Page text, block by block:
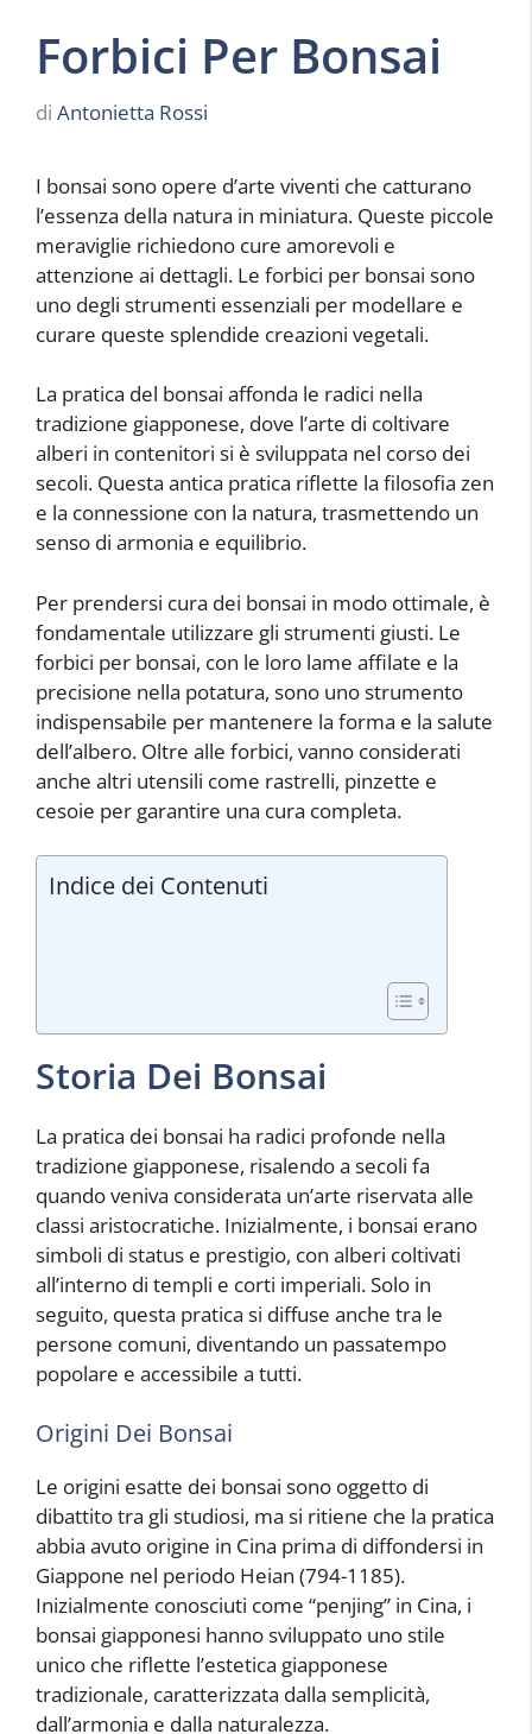
Forbici Per Bonsai
di Antonietta Rossi
I bonsai sono opere d’arte viventi che catturano
l’essenza della natura in miniatura. Queste piccole
meraviglie richiedono cure amorevoli e
attenzione ai dettagli. Le forbici per bonsai sono
uno degli strumenti essenziali per modellare e
curare queste splendide creazioni vegetali.
La pratica del bonsai affonda le radici nella
tradizione giapponese, dove l’arte di coltivare
alberi in contenitori si è sviluppata nel corso dei
secoli. Questa antica pratica riflette la filosofia zen
e la connessione con la natura, trasmettendo un
senso di armonia e equilibrio.
Per prendersi cura dei bonsai in modo ottimale, è
fondamentale utilizzare gli strumenti giusti. Le
forbici per bonsai, con le loro lame affilate e la
precisione nella potatura, sono uno strumento
indispensabile per mantenere la forma e la salute
dell’albero. Oltre alle forbici, vanno considerati
anche altri utensili come rastrelli, pinzette e
cesoie per garantire una cura completa.
Indice dei Contenuti
Storia Dei Bonsai
La pratica dei bonsai ha radici profonde nella
tradizione giapponese, risalendo a secoli fa
quando veniva considerata un’arte riservata alle
classi aristocratiche. Inizialmente, i bonsai erano
simboli di status e prestigio, con alberi coltivati ​​
all’interno di templi e corti imperiali. Solo in
seguito, questa pratica si diffuse anche tra le
persone comuni, diventando un passatempo
popolare e accessibile a tutti.
Origini Dei Bonsai
Le origini esatte dei bonsai sono oggetto di
dibattito tra gli studiosi, ma si ritiene che la pratica
abbia avuto origine in Cina prima di diffondersi in
Giappone nel periodo Heian (794-1185).
Inizialmente conosciuti come “penjing” in Cina, i
bonsai giapponesi hanno sviluppato uno stile
unico che riflette l’estetica giapponese
tradizionale, caratterizzata dalla semplicità,
dall’armonia e dalla naturalezza.